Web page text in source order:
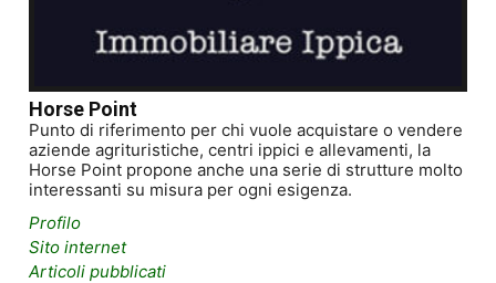
Horse Point
Punto di riferimento per chi vuole acquistare o vendere
aziende agrituristiche, centri ippici e allevamenti, la
Horse Point propone anche una serie di strutture molto
interessanti su misura per ogni esigenza.
Profilo
Sito internet
Articoli pubblicati